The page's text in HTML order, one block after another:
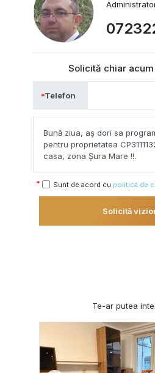
Solicită chiar
Telefon
Sunt de acord cu politica de
Solicită
Te-ar putea